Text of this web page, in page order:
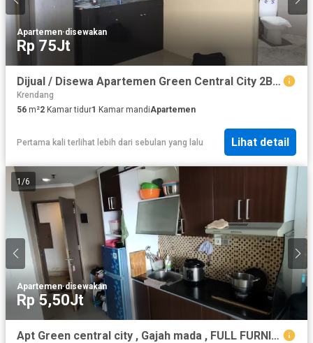
Apartemen·disewakan
Rp 75Jt
Dijual / Disewa Apartemen Green Central City 2BR Full Furnish di Gajah Mada, Jakpus
Krendang
56 m²2 Kamar tidur1 Kamar mandiApartemen
Pertama kali terlihat lebih dari sebulan yang lalu Lihat detail
1 /6
Apartemen·disewakan
Rp 5,50Jt
Apt Green central city , Gajah mada , FULL FURNISH 2kt , 1 kmd , BEST VIEW CITY